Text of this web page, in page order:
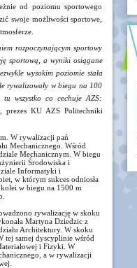
od poziomu sportowego
swoje możliwości sportowe,
rozpoczynającym sportowy
sportową, a wyniki osiągane
wysokim poziomie stała
rywalizowały w biegu na 100
wszystko co cechuje AZS:
prezes KU AZS Politechniki
W rywalizacji pań
Mechanicznego. Wśród
Mechanicznym. W biegu
Środowiska i
Informatyki i
w którym sukces odniosła
w biegu na 1500 m
rywalizację w skoku
Martyna Dziedzic z
Architektury. W skoku
tej samej dyscyplinie wśród
i Fizyki. W
a w rywalizacji